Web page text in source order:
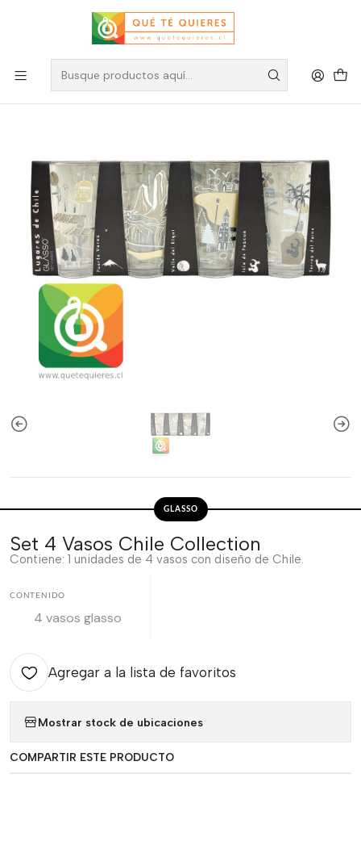
GLASSO
Set 4 Vasos Chile Collection
Contiene: 1 unidades de 4 vasos con diseño de Chile.
CONTENIDO
4 vasos glasso
Agregar a la lista de favoritos
Mostrar stock de ubicaciones
COMPARTIR ESTE PRODUCTO